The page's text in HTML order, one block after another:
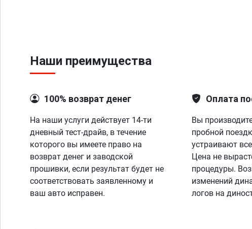
Наши преимущества
100% возврат денег
На наши услуги действует 14-ти
дневный тест-драйв, в течение
которого вы имеете право на
возврат денег и заводской
прошивки, если результат будет не
соответствовать заявленному и
ваш авто исправен.
Оплата
Вы
пробной
устраивают
Цена не
процедуры.
изменений
логов на